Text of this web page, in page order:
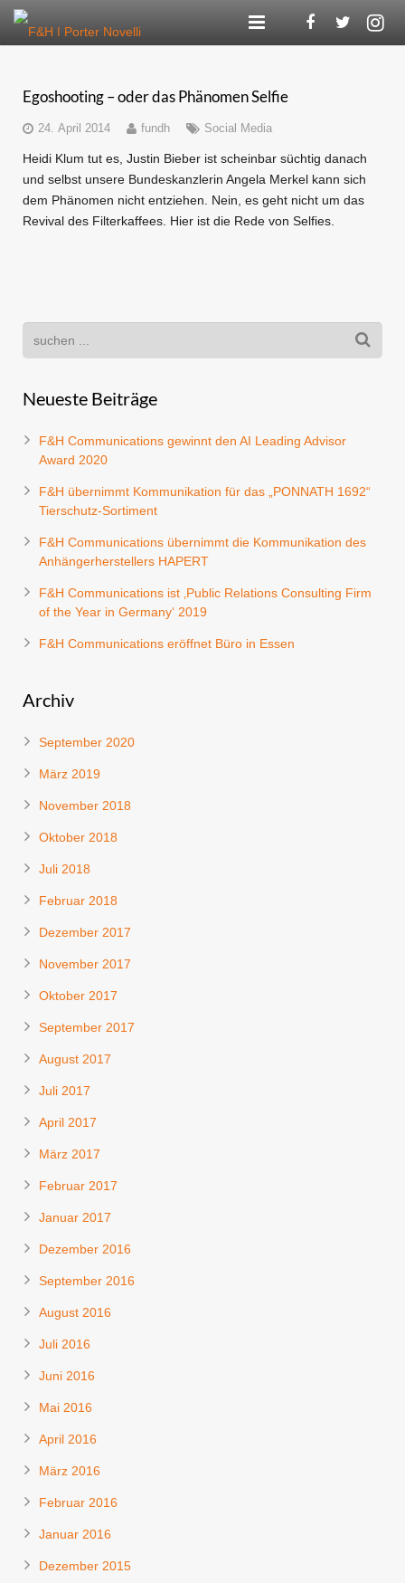
Kompetenzen
Egoshooting – oder das Phänomen Selfie
24. April 2014 fundh Social Media
Heidi Klum tut es, Justin Bieber ist scheinbar süchtig danach
und selbst unsere Bundeskanzlerin Angela Merkel kann sich
dem Phänomen nicht entziehen. Nein, es geht nicht um das
Revival des Filterkaffees. Hier ist die Rede von Selfies.
Neueste Beiträge
F&H Communications gewinnt den AI Leading Advisor
Award 2020
F&H übernimmt Kommunikation für das „PONNATH 1692“
Tierschutz-Sortiment
F&H Communications übernimmt die Kommunikation des
Anhängerherstellers HAPERT
F&H Communications ist ‚Public Relations Consulting Firm
of the Year in Germany‘ 2019
F&H Communications eröffnet Büro in Essen
Archiv
September 2020
März 2019
November 2018
Oktober 2018
Juli 2018
Februar 2018
Dezember 2017
November 2017
Oktober 2017
September 2017
August 2017
Juli 2017
April 2017
März 2017
Februar 2017
Januar 2017
Dezember 2016
September 2016
August 2016
Juli 2016
Juni 2016
Mai 2016
April 2016
März 2016
Februar 2016
Januar 2016
Dezember 2015